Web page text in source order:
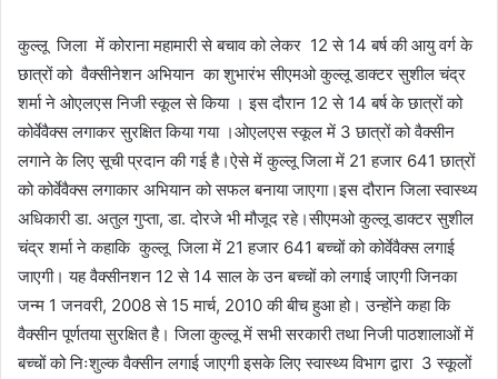
कुल्लू जिला में कोराना महामारी से बचाव को लेकर 12 से 14 बर्ष की आयु वर्ग के
छात्रों को वैक्सीनेशन अभियान का शुभारंभ सीएमओ कुल्लू डाक्टर सुशील चंद्र
शर्मा ने ओएलएस निजी स्कूल से किया । इस दौरान 12 से 14 बर्ष के छात्रों को
कोर्वेवैक्स लगाकर सुरक्षित किया गया ।ओएलएस स्कूल में 3 छात्रों को वैक्सीन
लगाने के लिए सूची प्रदान की गई है।ऐसे में कुल्लू जिला में 21 हजार 641 छात्रों
को कोर्वेवैक्स लगाकार अभियान को सफल बनाया जाएगा।इस दौरान जिला स्वास्थ्य
अधिकारी डा. अतुल गुप्ता, डा. दोरजे भी मौजूद रहे।सीएमओ कुल्लू डाक्टर सुशील
चंद्र शर्मा ने कहाकि कुल्लू जिला में 21 हजार 641 बच्चों को कोर्वेवैक्स लगाई
जाएगी। यह वैक्सीनशन 12 से 14 साल के उन बच्चों को लगाई जाएगी जिनका
जन्म 1 जनवरी, 2008 से 15 मार्च, 2010 की बीच हुआ हो। उन्होंने कहा कि
वैक्सीन पूर्णतया सुरक्षित है। जिला कुल्लू में सभी सरकारी तथा निजी पाठशालाओं में
बच्चों को निःशुल्क वैक्सीन लगाई जाएगी इसके लिए स्वास्थ्य विभाग द्वारा 3 स्कूलों